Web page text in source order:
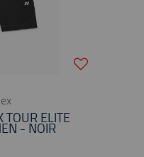
TOUR ELITE
- NOIR